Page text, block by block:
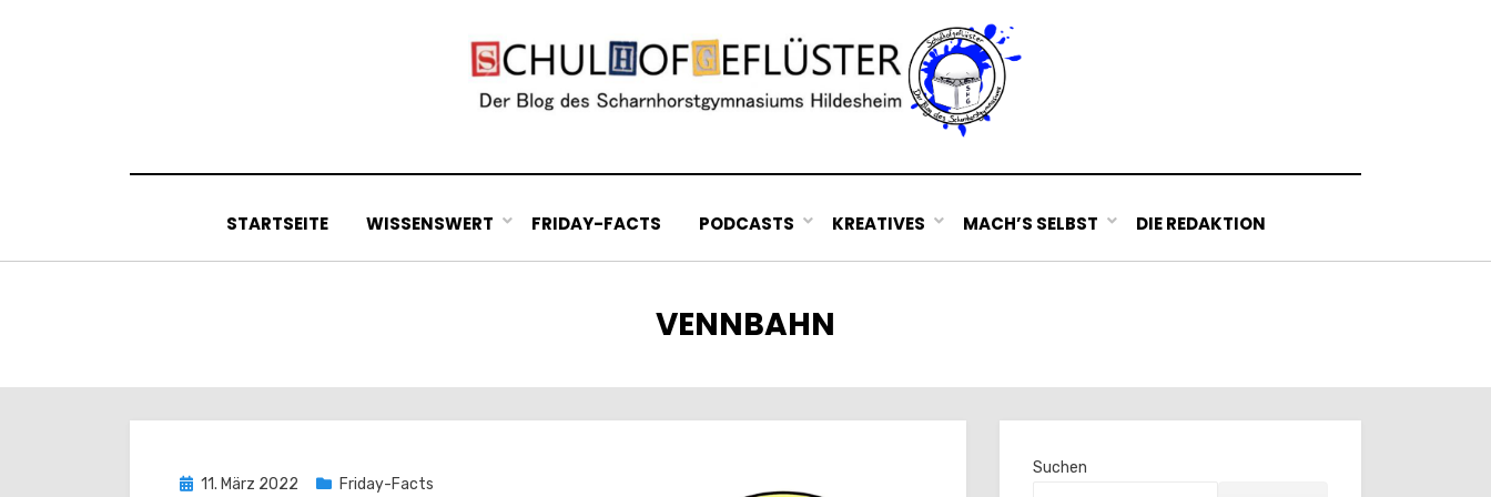
STARTSEITE WISSENSWERT FRIDAY-FACTS PODCASTS KREATIVES MACH’S SELBST DIE REDAKTION
SCHLAGWORT
:
VENNBAHN
Posted
11. März 2022 Friday-Facts
Suchen